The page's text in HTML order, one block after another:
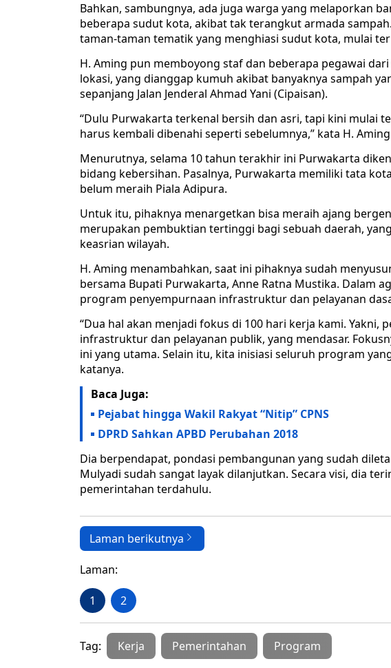
Bahkan, sambungnya, ada juga warga yang melaporkan
beberapa sudut kota, akibat tak terangkut armada
taman-taman tematik yang menghiasi sudut kota, mulai
H. Aming pun memboyong staf dan beberapa pegawai
lokasi, yang dianggap kumuh akibat banyaknya sampah
sepanjang Jalan Jenderal Ahmad Yani (Cipaisan).
“Dulu Purwakarta terkenal bersih dan asri, tapi kini mulai
harus kembali dibenahi seperti sebelumnya,” kata H.
Menurutnya, selama 10 tahun terakhir ini Purwakarta
bidang kebersihan. Pasalnya, Purwakarta memiliki tata
belum meraih Piala Adipura.
Untuk itu, pihaknya menargetkan bisa meraih ajang
merupakan pembuktian tertinggi bagi sebuah daerah,
keasrian wilayah.
H. Aming menambahkan, saat ini pihaknya sudah
bersama Bupati Purwakarta, Anne Ratna Mustika. Dalam
program penyempurnaan infrastruktur dan pelayanan
“Dua hal akan menjadi fokus di 100 hari kerja kami. Yakni,
infrastruktur dan pelayanan publik, yang mendasar.
ini yang utama. Selain itu, kita inisiasi seluruh program
katanya.
Baca Juga:
Pejabat hingga Wakil Rakyat “Nitip” CPNS
DPRD Sahkan APBD Perubahan 2018
Dia berpendapat, pondasi pembangunan yang sudah
Mulyadi sudah sangat layak dilanjutkan. Secara visi, dia
pemerintahan terdahulu.
Laman berikutnya
Laman:
1 2
Tag: Kerja Pemerintahan Program